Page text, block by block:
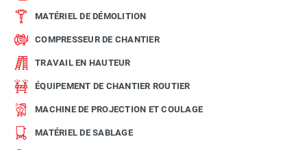
MATÉRIEL DE DÉMOLITION
COMPRESSEUR DE CHANTIER
TRAVAIL EN HAUTEUR
ÉQUIPEMENT DE CHANTIER ROUTIER
MACHINE DE PROJECTION ET COULAGE
MATÉRIEL DE SABLAGE